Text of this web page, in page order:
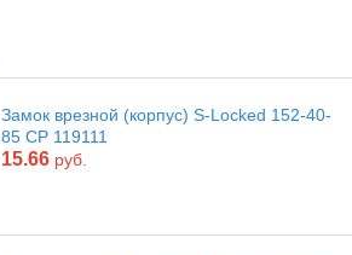
Замок врезной (корпус) S-Locked 152-40-
85 CP 119111
15.66 руб.